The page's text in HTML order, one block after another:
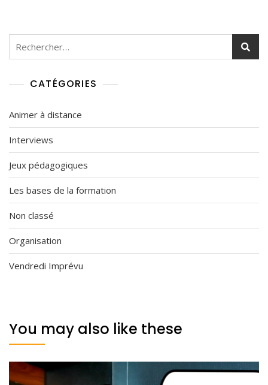
Rechercher :
CATÉGORIES
Animer à distance
Interviews
Jeux pédagogiques
Les bases de la formation
Non classé
Organisation
Vendredi Imprévu
You may also like these